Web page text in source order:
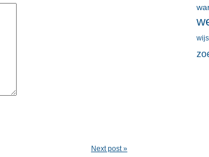
Next post »
wijs